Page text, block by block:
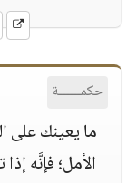
حكمــــــة
ما يعينك على
الأمل؛ فإنَّه